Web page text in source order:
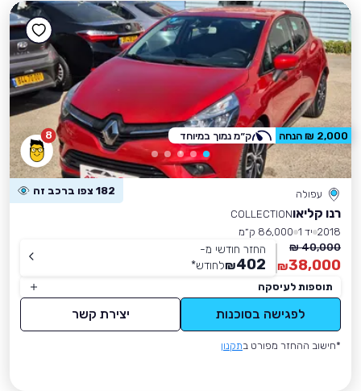
8
עפולה 182 צפו ברכב זה
רנו קליאוCOLLECTION
2018 יד 1
86,000 ק״מ
40,000 ₪
38,000
₪
החזר חודשי מ-
402
₪לחודש*
תוספות לעיסקה
לפגישה בסוכנות יצירת קשר
*חישוב ההחזר מפורט בתקנון
2,000 ₪ הנחה ק״מ נמוך במיוחד